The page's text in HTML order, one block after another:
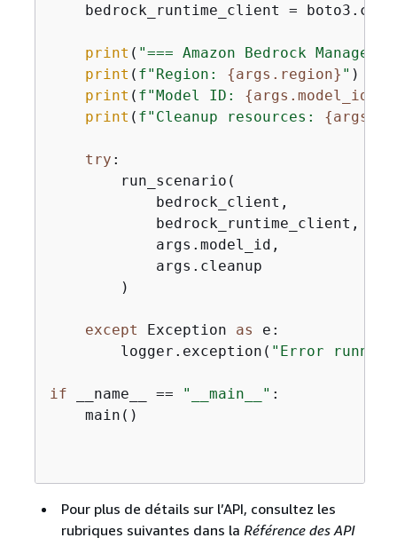
bedrock_runtime_client =
print ( "=== Amazon Bedrock Managed
print ( f"Region: {args.region} " )
print ( f"Model ID: {args.model_id}
print ( f"Cleanup resources: {
try :
        run_scenario(
            bedrock_client,
            bedrock_runtime_client,
            args.model_id,
            args.cleanup
        )
except Exception as e:
        logger.exception(
"Error
if __name__ == "__main__" :
    main()
Pour plus de détails sur l’API, consultez les
rubriques suivantes dans la Référence des API